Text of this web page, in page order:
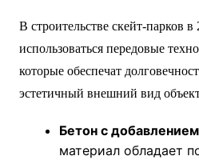
В строительстве скейт-парков в
использоваться передовые
которые обеспечат
эстетичный внешний вид
Бетон с
материал обладает